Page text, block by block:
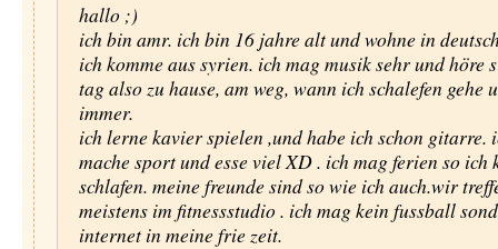
hallo ;)
ich bin amr. ich bin 16 jahre alt und wohne in
ich komme aus syrien. ich mag musik sehr und höre
tag also zu hause, am weg, wann ich schalefen gehe
immer.
ich lerne kavier spielen ,und habe ich schon gitarre.
mache sport und esse viel XD . ich mag ferien so ich
schlafen. meine freunde sind so wie ich auch.wir
meistens im fitnessstudio . ich mag kein fussball
internet in meine frie zeit.